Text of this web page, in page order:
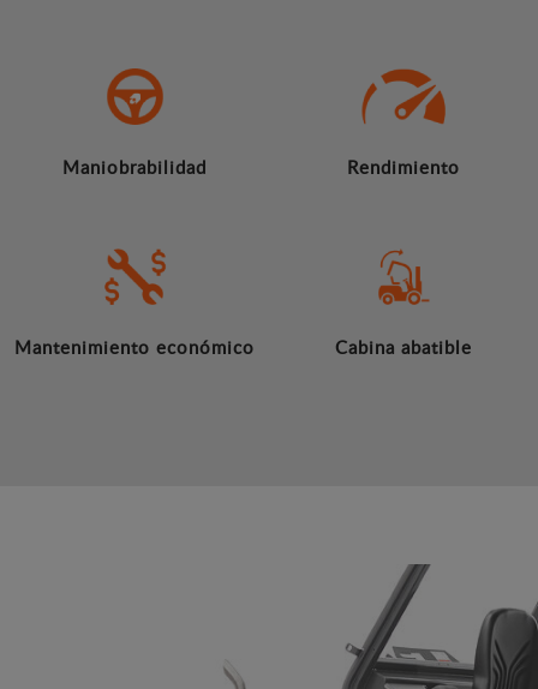
Maniobrabilidad Rendimiento
Mantenimiento económico Cabina abatible